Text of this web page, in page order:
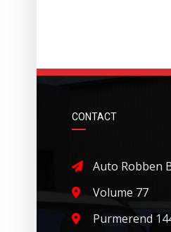
CONTACT
Auto Robben
Volume 77
Purmerend